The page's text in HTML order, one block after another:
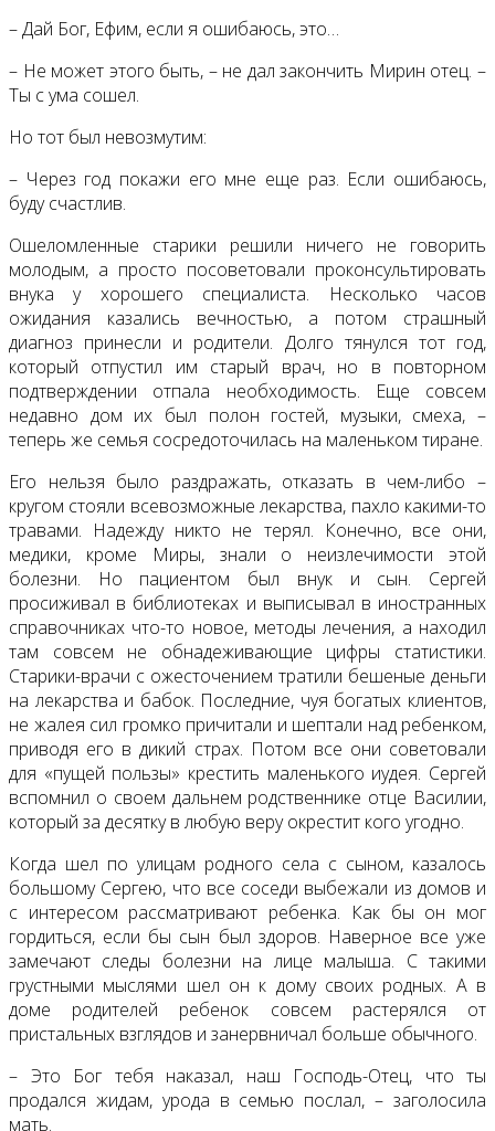
– Дай Бог, Ефим, если я ошибаюсь, это…
– Не может этого быть, – не дал закончить Мирин отец. –
Ты с ума сошел.
Но тот был невозмутим:
– Через год покажи его мне еще раз. Если ошибаюсь,
буду счастлив.
Ошеломленные старики решили ничего не говорить
молодым, а просто посоветовали проконсультировать
внука у хорошего специалиста. Несколько часов
ожидания казались вечностью, а потом страшный
диагноз принесли и родители. Долго тянулся тот год,
который отпустил им старый врач, но в повторном
подтверждении отпала необходимость. Еще совсем
недавно дом их был полон гостей, музыки, смеха, –
теперь же семья сосредоточилась на маленьком тиране.
Его нельзя было раздражать, отказать в чем-либо –
кругом стояли всевозможные лекарства, пахло какими-то
травами. Надежду никто не терял. Конечно, все они,
медики, кроме Миры, знали о неизлечимости этой
болезни. Но пациентом был внук и сын. Сергей
просиживал в библиотеках и выписывал в иностранных
справочниках что-то новое, методы лечения, а находил
там совсем не обнадеживающие цифры статистики.
Старики-врачи с ожесточением тратили бешеные деньги
на лекарства и бабок. Последние, чуя богатых клиентов,
не жалея сил громко причитали и шептали над ребенком,
приводя его в дикий страх. Потом все они советовали
для «пущей пользы» крестить маленького иудея. Сергей
вспомнил о своем дальнем родственнике отце Василии,
который за десятку в любую веру окрестит кого угодно.
Когда шел по улицам родного села с сыном, казалось
большому Сергею, что все соседи выбежали из домов и
с интересом рассматривают ребенка. Как бы он мог
гордиться, если бы сын был здоров. Наверное все уже
замечают следы болезни на лице малыша. С такими
грустными мыслями шел он к дому своих родных. А в
доме родителей ребенок совсем растерялся от
пристальных взглядов и занервничал больше обычного.
– Это Бог тебя наказал, наш Господь-Отец, что ты
продался жидам, урода в семью послал, – заголосила
мать.